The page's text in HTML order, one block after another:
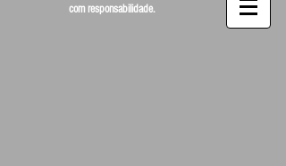
com responsabilidade.